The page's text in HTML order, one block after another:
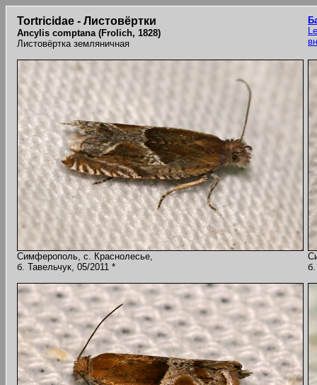
Tortricidae - Листовёртки
Ancylis comptana (Frolich, 1828)
Листовёртка земляничная
Симферополь, с. Краснолесье,
б. Тавельчук, 05/2011 *
б.